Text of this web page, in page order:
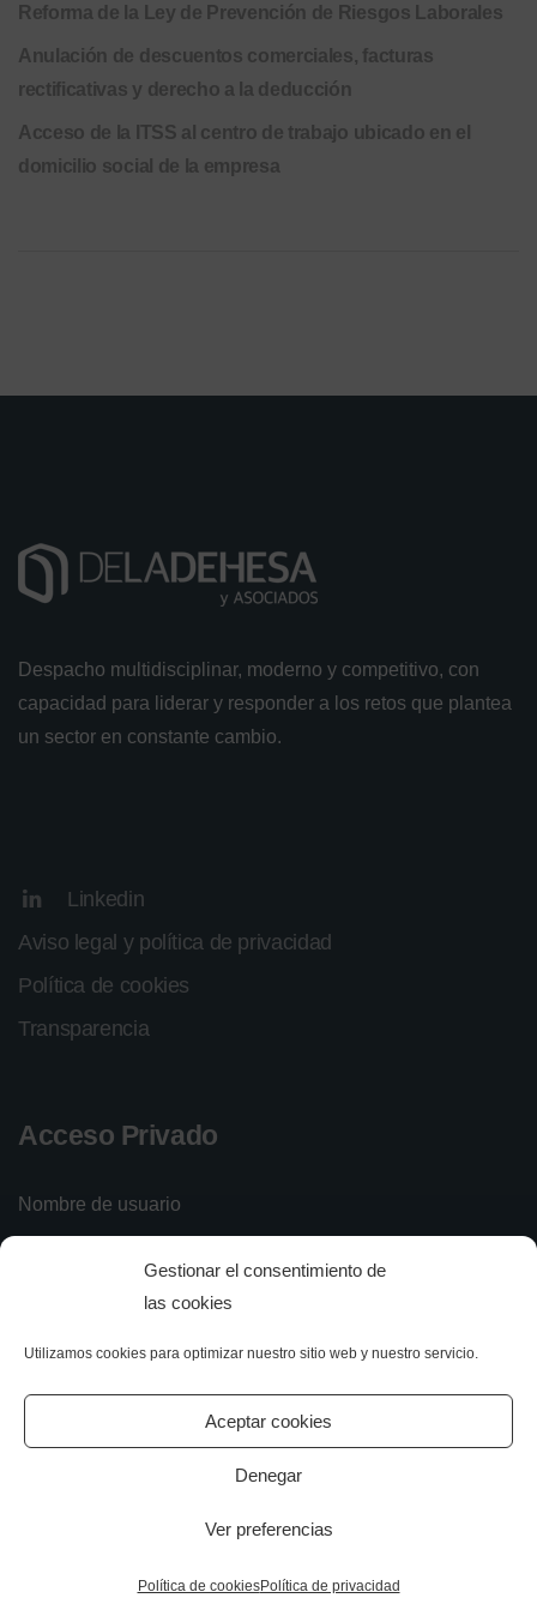
Gestionar el consentimiento de
las cookies
Utilizamos cookies para optimizar nuestro sitio web y nuestro servicio.
Aceptar cookies
Denegar
Ver preferencias
Política de cookiesPolítica de privacidad
Reforma de la Ley de Prevención de Riesgos Laborales
Anulación de descuentos comerciales, facturas
rectificativas y derecho a la deducción
Acceso de la ITSS al centro de trabajo ubicado en el
domicilio social de la empresa
Despacho multidisciplinar, moderno y competitivo, con
capacidad para liderar y responder a los retos que plantea
un sector en constante cambio.
Linkedin
Aviso legal y política de privacidad
Política de cookies
Transparencia
Acceso Privado
Nombre de usuario
Olvidé mi contraseña